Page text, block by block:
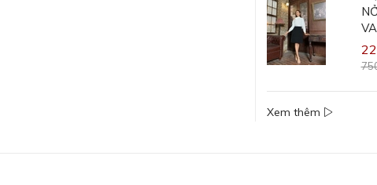
Xem thêm